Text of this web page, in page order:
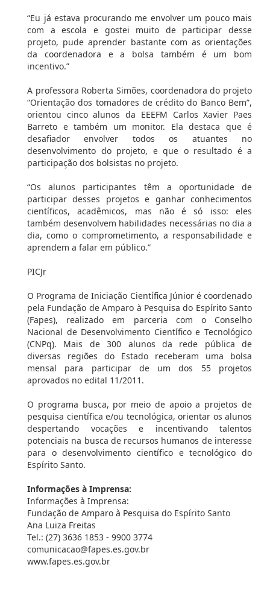
“Eu já estava procurando me envolver um pouco mais
com a escola e gostei muito de participar desse
projeto, pude aprender bastante com as orientações
da coordenadora e a bolsa também é um bom
incentivo.”
A professora Roberta Simões, coordenadora do projeto
“Orientação dos tomadores de crédito do Banco Bem”,
orientou cinco alunos da EEEFM Carlos Xavier Paes
Barreto e também um monitor. Ela destaca que é
desafiador envolver todos os atuantes no
desenvolvimento do projeto, e que o resultado é a
participação dos bolsistas no projeto.
“Os alunos participantes têm a oportunidade de
participar desses projetos e ganhar conhecimentos
científicos, acadêmicos, mas não é só isso: eles
também desenvolvem habilidades necessárias no dia a
dia, como o comprometimento, a responsabilidade e
aprendem a falar em público.”
PICJr
O Programa de Iniciação Científica Júnior é coordenado
pela Fundação de Amparo à Pesquisa do Espírito Santo
(Fapes), realizado em parceria com o Conselho
Nacional de Desenvolvimento Científico e Tecnológico
(CNPq). Mais de 300 alunos da rede pública de
diversas regiões do Estado receberam uma bolsa
mensal para participar de um dos 55 projetos
aprovados no edital 11/2011.
O programa busca, por meio de apoio a projetos de
pesquisa científica e/ou tecnológica, orientar os alunos
despertando vocações e incentivando talentos
potenciais na busca de recursos humanos de interesse
para o desenvolvimento científico e tecnológico do
Espírito Santo.
Informações à Imprensa:
Informações à Imprensa:
Fundação de Amparo à Pesquisa do Espírito Santo
Ana Luiza Freitas
Tel.: (27) 3636 1853 - 9900 3774
comunicacao@fapes.es.gov.br
www.fapes.es.gov.br